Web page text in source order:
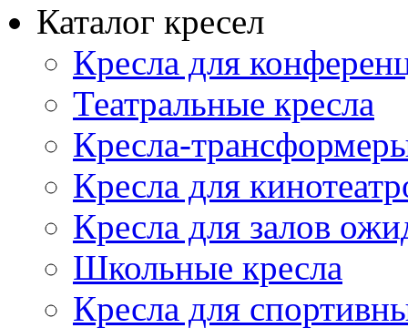
Каталог кресел
Кресла для
Театральные кресла
Кресла-
Кресла для
Кресла для залов
Школьные кресла
Кресла для